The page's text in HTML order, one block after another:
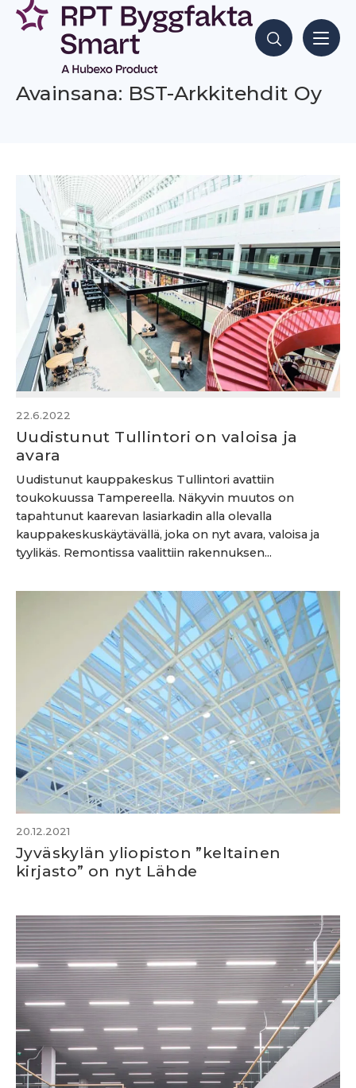
Siirry
sisältöön
Hae sisältöjä
Avainsana: BST-Arkkitehdit Oy
22.6.2022
Uudistunut Tullintori on valoisa ja
avara
Uudistunut kauppakeskus Tullintori avattiin
toukokuussa Tampereella. Näkyvin muutos on
tapahtunut kaarevan lasiarkadin alla olevalla
kauppakeskuskäytävällä, joka on nyt avara, valoisa ja
tyylikäs. Remontissa vaalittiin rakennuksen...
20.12.2021
Jyväskylän yliopiston ”keltainen
kirjasto” on nyt Lähde